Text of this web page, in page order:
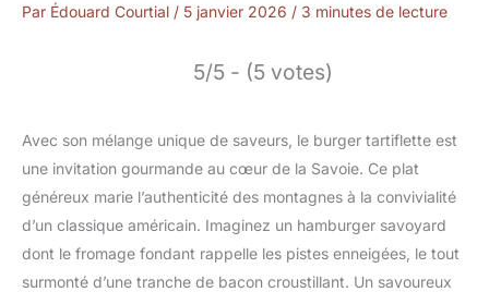
Par Édouard Courtial / 5 janvier 2026 / 3 minutes de lecture
5/5 - (5 votes)
Avec son mélange unique de saveurs, le burger tartiflette est
une invitation gourmande au cœur de la Savoie. Ce plat
généreux marie l’authenticité des montagnes à la convivialité
d’un classique américain. Imaginez un hamburger savoyard
dont le fromage fondant rappelle les pistes enneigées, le tout
surmonté d’une tranche de bacon croustillant. Un savoureux